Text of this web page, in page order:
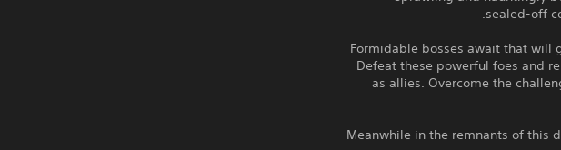
sealed-off
Formidable bosses await that will
Defeat these powerful foes and
as allies. Overcome the
Meanwhile in the remnants of this